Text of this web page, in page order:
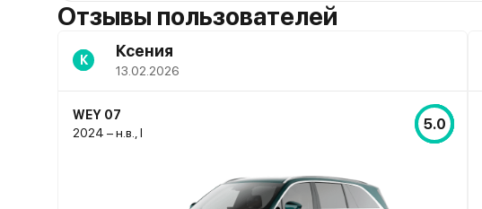
Отзывы пользователей
К Ксения
13.02.2026
WEY 07
2024 – н.в., I
5.0